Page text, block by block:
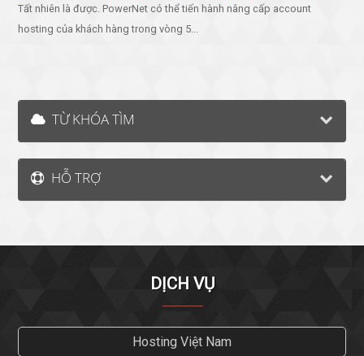
Tất nhiên là được. PowerNet có thể tiến hành nâng cấp account
hosting của khách hàng trong vòng 5...
TỪ KHÓA TÌM
HỖ TRỢ
DỊCH VỤ
Hosting Việt Nam